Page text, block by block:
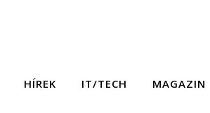
HÍREK IT/TECH MAGAZIN